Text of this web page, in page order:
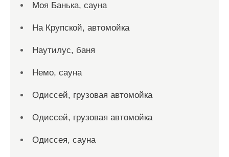
Моя Банька, сауна
На Крупской, автомойка
Наутилус, баня
Немо, сауна
Одиссей, грузовая автомойка
Одиссей, грузовая автомойка
Одиссея, сауна